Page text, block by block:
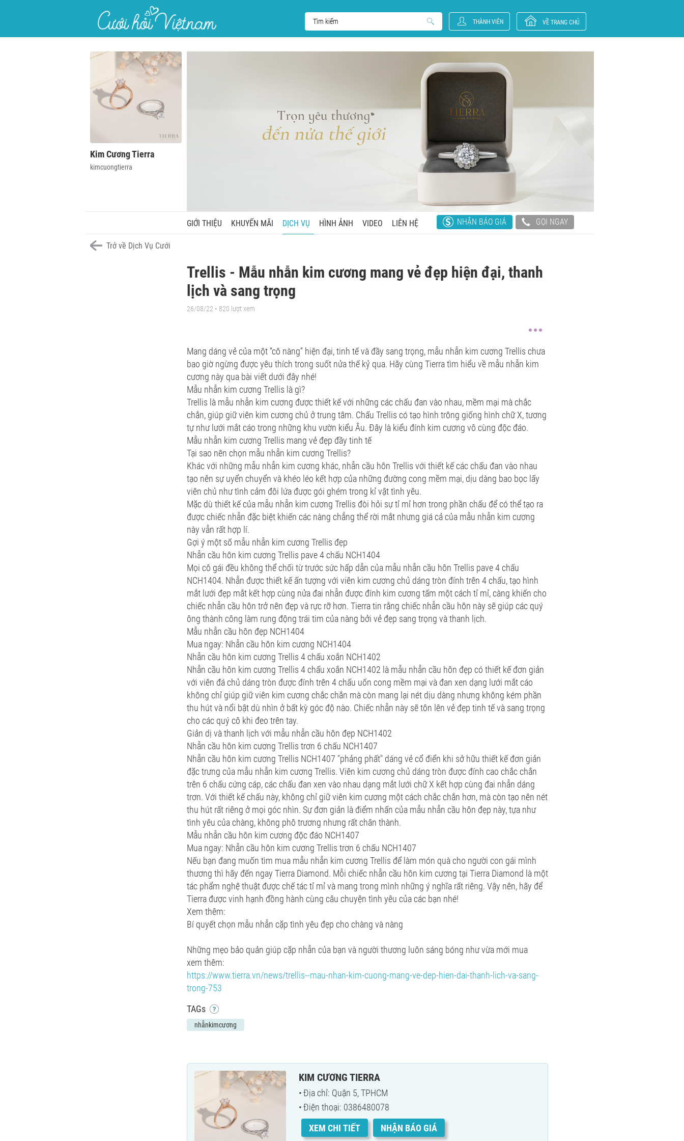
THÀNH VIÊN VỀ TRANG CHỦ
Kim Cương Tierra
kimcuongtierra
GIỚI THIỆU KHUYẾN MÃI DỊCH VỤ HÌNH ẢNH VIDEO LIÊN HỆ NHẬN BÁO GIÁ GỌI NGAY
Trở về Dịch Vụ Cưới
Trellis - Mẫu nhẫn kim cương mang vẻ đẹp hiện đại, thanh
lịch và sang trọng
26/08/22 • 820 lượt xem
Mang dáng vẻ của một “cô nàng” hiện đại, tinh tế và đầy sang trọng, mẫu nhẫn kim cương Trellis chưa
bao giờ ngừng được yêu thích trong suốt nửa thế kỷ qua. Hãy cùng Tierra tìm hiểu về mẫu nhẫn kim
cương này qua bài viết dưới đây nhé!
Mẫu nhẫn kim cương Trellis là gì?
Trellis là mẫu nhẫn kim cương được thiết kế với những các chấu đan vào nhau, mềm mại mà chắc
chắn, giúp giữ viên kim cương chủ ở trung tâm. Chấu Trellis có tạo hình trông giống hình chữ X, tương
tự như lưới mắt cáo trong những khu vườn kiểu Âu. Đây là kiểu đính kim cương vô cùng độc đáo.
Mẫu nhẫn kim cương Trellis mang vẻ đẹp đầy tinh tế
Tại sao nên chọn mẫu nhẫn kim cương Trellis?
Khác với những mẫu nhẫn kim cương khác, nhẫn cầu hôn Trellis với thiết kế các chấu đan vào nhau
tạo nên sự uyển chuyển và khéo léo kết hợp của những đường cong mềm mại, dịu dàng bao bọc lấy
viên chủ như tình cảm đôi lứa được gói ghém trong kỉ vật tình yêu.
Mặc dù thiết kế của mẫu nhẫn kim cương Trellis đòi hỏi sự tỉ mỉ hơn trong phần chấu để có thể tạo ra
được chiếc nhẫn đặc biệt khiến các nàng chẳng thể rời mắt nhưng giá cả của mẫu nhẫn kim cương
này vẫn rất hợp lí.
Gợi ý một số mẫu nhẫn kim cương Trellis đẹp
Nhẫn cầu hôn kim cương Trellis pave 4 chấu NCH1404
Mọi cô gái đều không thể chối từ trước sức hấp dẫn của mẫu nhẫn cầu hôn Trellis pave 4 chấu
NCH1404. Nhẫn được thiết kế ấn tượng với viên kim cương chủ dáng tròn đính trên 4 chấu, tạo hình
mắt lưới đẹp mắt kết hợp cùng nửa đai nhẫn được đính kim cương tấm một cách tỉ mỉ, càng khiến cho
chiếc nhẫn cầu hôn trở nên đẹp và rực rỡ hơn. Tierra tin rằng chiếc nhẫn cầu hôn này sẽ giúp các quý
ông thành công làm rung động trái tim của nàng bởi vẻ đẹp sang trọng và thanh lịch.
Mẫu nhẫn cầu hôn đẹp NCH1404
Mua ngay: Nhẫn cầu hôn kim cương NCH1404
Nhẫn cầu hôn kim cương Trellis 4 chấu xoắn NCH1402
Nhẫn cầu hôn kim cương Trellis 4 chấu xoắn NCH1402 là mẫu nhẫn cầu hôn đẹp có thiết kế đơn giản
với viên đá chủ dáng tròn được đính trên 4 chấu uốn cong mềm mại và đan xen dạng lưới mắt cáo
không chỉ giúp giữ viên kim cương chắc chắn mà còn mang lại nét dịu dàng nhưng không kém phần
thu hút và nổi bật dù nhìn ở bất kỳ góc độ nào. Chiếc nhẫn này sẽ tôn lên vẻ đẹp tinh tế và sang trọng
cho các quý cô khi đeo trên tay.
Giản dị và thanh lịch với mẫu nhẫn cầu hôn đẹp NCH1402
Nhẫn cầu hôn kim cương Trellis trơn 6 chấu NCH1407
Nhẫn cầu hôn kim cương Trellis NCH1407 "phảng phất" dáng vẻ cổ điển khi sở hữu thiết kế đơn giản
đặc trưng của mẫu nhẫn kim cương Trellis. Viên kim cương chủ dáng tròn được đính cao chắc chắn
trên 6 chấu cứng cáp, các chấu đan xen vào nhau dạng mắt lưới chữ X kết hợp cùng đai nhẫn dáng
trơn. Với thiết kế chấu này, không chỉ giữ viên kim cương một cách chắc chắn hơn, mà còn tạo nên nét
thu hút rất riêng ở mọi góc nhìn. Sự đơn giản là điểm nhấn của mẫu nhẫn cầu hôn đẹp này, tựa như
tình yêu của chàng, không phô trương nhưng rất chân thành.
Mẫu nhẫn cầu hôn kim cương độc đáo NCH1407
Mua ngay: Nhẫn cầu hôn kim cương Trellis trơn 6 chấu NCH1407
Nếu bạn đang muốn tìm mua mẫu nhẫn kim cương Trellis để làm món quà cho người con gái mình
thương thì hãy đến ngay Tierra Diamond. Mỗi chiếc nhẫn cầu hôn kim cương tại Tierra Diamond là một
tác phẩm nghệ thuật được chế tác tỉ mỉ và mang trong mình những ý nghĩa rất riêng. Vậy nên, hãy để
Tierra được vinh hạnh đồng hành cùng câu chuyện tình yêu của các bạn nhé!
Xem thêm:
Bí quyết chọn mẫu nhẫn cặp tình yêu đẹp cho chàng và nàng
Những mẹo bảo quản giúp cặp nhẫn của bạn và người thương luôn sáng bóng như vừa mới mua
xem thêm:
https://www.tierra.vn/news/trellis--mau-nhan-kim-cuong-mang-ve-dep-hien-dai-thanh-lich-va-sang-
trong-753
TAGs
nhẫnkimcương
KIM CƯƠNG TIERRA
Địa chỉ: Quận 5, TPHCM
Điện thoại: 0386480078
XEM CHI TIẾT
NHẬN BÁO GIÁ